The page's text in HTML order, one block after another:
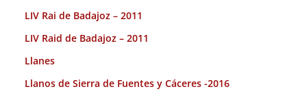
LIV Rai de Badajoz – 2011
LIV Raid de Badajoz – 2011
Llanes
Llanos de Sierra de Fuentes y Cáceres -2016